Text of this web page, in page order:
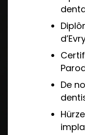
De